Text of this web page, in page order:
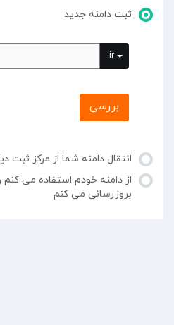
ثبت دامنه جدید
.ir
بررسی
انتقال دامنه شما از مرکز ثبت
از دامنه خودم استفاده می کنم
بروزرسانی می کنم